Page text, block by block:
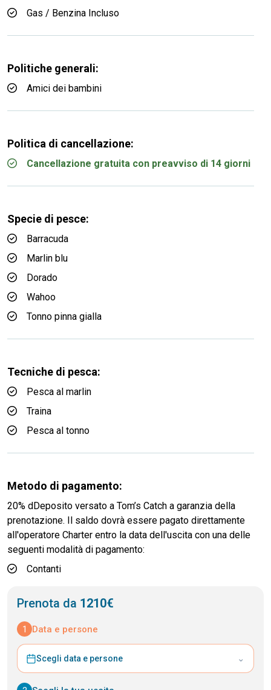
Gas / Benzina Incluso
Politiche generali:
Amici dei bambini
Politica di cancellazione:
Cancellazione gratuita con preavviso di 14 giorni
Specie di pesce:
Barracuda
Marlin blu
Dorado
Wahoo
Tonno pinna gialla
Tecniche di pesca:
Pesca al marlin
Traina
Pesca al tonno
Metodo di pagamento:
20% dDeposito versato a Tom’s Catch a garanzia della
prenotazione. Il saldo dovrà essere pagato direttamente
all'operatore Charter entro la data dell'uscita con una delle
seguenti modalità di pagamento:
Contanti
Prenota da 1210€
1 Data e persone
Scegli data e persone ⌄